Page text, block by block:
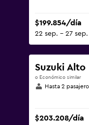
$199.854/día
22 sep. - 27 sep.
Suzuki Alto
o Económico similar
Hasta 2
$203.208/día